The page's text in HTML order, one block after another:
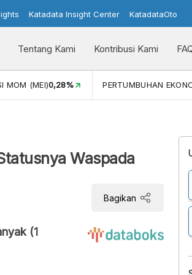
Katadata Insight Center KatadataOto
Tentang Kami Kontribusi Kami
MOM (MEI)0,28% PERTUMBUHAN
Waspada
Bagikan
(1